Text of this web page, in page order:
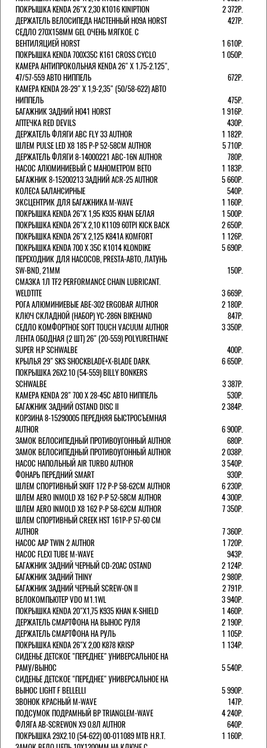
ПОКРЫШКА KENDA 26"Х 2,30 K1016 KINIPTION
2 372Р.
ДЕРЖАТЕЛЬ ВЕЛОСИПЕДА НАСТЕННЫЙ H09A HORST
427Р.
СЕДЛО 270Х158ММ GEL ОЧЕНЬ МЯГКОЕ. С
ВЕНТИЛЯЦИЕЙ HORST
1 610Р.
ПОКРЫШКА KENDA 700Х35С K161 CROSS CYCLO
1 050Р.
КАМЕРА АНТИПРОКОЛЬНАЯ KENDA 26" Х 1.75-2.125",
47/57-559 АВТО НИППЕЛЬ
672Р.
КАМЕРА KENDA 28-29" Х 1,9-2,35" (50/58-622) АВТО
НИППЕЛЬ
475Р.
БАГАЖНИК ЗАДНИЙ H041 HORST
1 916Р.
АПТЕЧКА RED DEVILS
430Р.
ДЕРЖАТЕЛЬ ФЛЯГИ АВС FLY 33 AUTHOR
1 182Р.
ШЛЕМ PULSE LED X8 185 Р-Р 52-58СМ AUTHOR
5 710Р.
ДЕРЖАТЕЛЬ ФЛЯГИ 8-14000221 ABC-16N AUTHOR
780Р.
НАСОС АЛЮМИНИЕВЫЙ С МАНОМЕТРОМ BETO
1 183Р.
БАГАЖНИК 8-15200213 ЗАДНИЙ ACR-25 AUTHOR
5 660Р.
КОЛЕСА БАЛАНСИРНЫЕ
540Р.
ЭКСЦЕНТРИК ДЛЯ БАГАЖНИКА M-WAVE
1 160Р.
ПОКРЫШКА KENDA 26"Х 1,95 K935 KHAN БЕЛАЯ
1 500Р.
ПОКРЫШКА KENDA 26"Х 2,10 K1109 60TPI KICK BACK
2 650Р.
ПОКРЫШКА KENDA 26"Х 2,125 K841A KOMFORT
1 126Р.
ПОКРЫШКА KENDA 700 Х 35С К1014 KLONDIKE
5 690Р.
ПЕРЕХОДНИК ДЛЯ НАСОСОВ, PRESTA-АВТО, ЛАТУНЬ
SW-BND, 21ММ
150Р.
СМАЗКА 1Л TF2 PERFORMANCE CHAIN LUBRICANT.
WELDTITE
3 669Р.
РОГА АЛЮМИНИЕВЫЕ ABE-302 ERGOBAR AUTHOR
2 180Р.
КЛЮЧ СКЛАДНОЙ (НАБОР) YC-286N BIKEHAND
847Р.
СЕДЛО КОМФОРТНОЕ SOFT TOUCH VACUUM AUTHOR
3 350Р.
ЛЕНТА ОБОДНАЯ (2 ШТ) 26" (20-559) POLYURETHANE
SUPER H.P SCHWALBE
400Р.
КРЫЛЬЯ 29" SKS SHOCKBLADE+X-BLADE DARK.
6 650Р.
ПОКРЫШКА 26X2.10 (54-559) BILLY BONKERS
SCHWALBE
3 387Р.
КАМЕРА KENDA 28" 700 Х 28-45С АВТО НИППЕЛЬ
530Р.
БАГАЖНИК ЗАДНИЙ OSTAND DISC II
2 384Р.
КОРЗИНА 8-15290005 ПЕРЕДНЯЯ БЫСТРОСЪЕМНАЯ
AUTHOR
6 900Р.
ЗАМОК ВЕЛОСИПЕДНЫЙ ПРОТИВОУГОННЫЙ AUTHOR
680Р.
ЗАМОК ВЕЛОСИПЕДНЫЙ ПРОТИВОУГОННЫЙ AUTHOR
2 038Р.
НАСОС НАПОЛЬНЫЙ AIR TURBO AUTHOR
3 540Р.
ФОНАРЬ ПЕРЕДНИЙ SMART
930Р.
ШЛЕМ СПОРТИВНЫЙ SKIFF 172 Р-Р 58-62СМ AUTHOR
6 230Р.
ШЛЕМ AERO INMOLD X8 162 Р-Р 52-58СМ AUTHOR
4 300Р.
ШЛЕМ AERO INMOLD X8 162 Р-Р 58-62СМ AUTHOR
7 350Р.
ШЛЕМ СПОРТИВНЫЙ CREEK HST 161Р-Р 57-60 СМ
AUTHOR
7 360Р.
НАСОС AAP TWIN 2 AUTHOR
1 720Р.
НАСОС FLEXI TUBE M-WAVE
943Р.
БАГАЖНИК ЗАДНИЙ ЧЕРНЫЙ СD-20AC OSTAND
2 124Р.
БАГАЖНИК ЗАДНИЙ THINY
2 980Р.
БАГАЖНИК ЗАДНИЙ ЧЕРНЫЙ SCREW-ON II
2 791Р.
ВЕЛОКОМПЬЮТЕР VDO M1.1WL
3 940Р.
ПОКРЫШКА KENDA 20"Х1,75 K935 KHAN K-SHIELD
1 460Р.
ДЕРЖАТЕЛЬ СМАРТФОНА НА ВЫНОС РУЛЯ
2 190Р.
ДЕРЖАТЕЛЬ СМАРТФОНА НА РУЛЬ
1 105Р.
ПОКРЫШКА KENDA 26"Х 2,00 K878 KRISP
1 134Р.
СИДЕНЬЕ ДЕТСКОЕ "ПЕРЕДНЕЕ" УНИВЕРСАЛЬНОЕ НА
РАМУ/ВЫНОС
5 540Р.
СИДЕНЬЕ ДЕТСКОЕ "ПЕРЕДНЕЕ" УНИВЕРСАЛЬНОЕ НА
ВЫНОС LIGHT F BELLELLI
5 990Р.
ЗВОНОК КРАСНЫЙ M-WAVE
147Р.
ПОДСУМОК ПОДРАМНЫЙ BP TRIANGLEM-WAVE
4 240Р.
ФЛЯГА AB-SCREWON X9 0.8Л AUTHOR
640Р.
ПОКРЫШКА 29X2.10 (54-622) 00-011089 MTB H.R.T.
1 160Р.